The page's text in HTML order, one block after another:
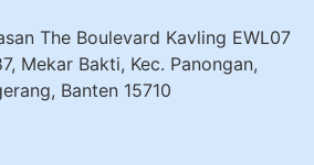
The Boulevard Kavling EWL07
Mekar Bakti, Kec. Panongan,
Banten 15710